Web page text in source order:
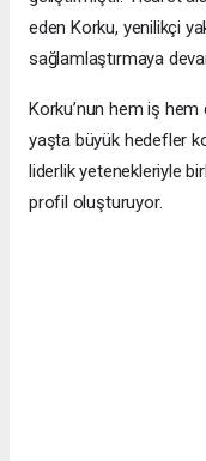
eden Korku, yenilikçi
sağlamlaştırmaya
Korku’nun hem iş hem
yaşta büyük hedefler
liderlik yetenekleriyle
profil oluşturuyor.